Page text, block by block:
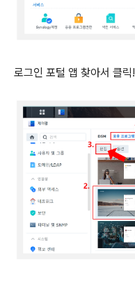
로그인 포털 앱 찾아서 클릭!